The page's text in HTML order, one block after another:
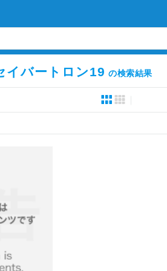
イバートロン19 の検索結果